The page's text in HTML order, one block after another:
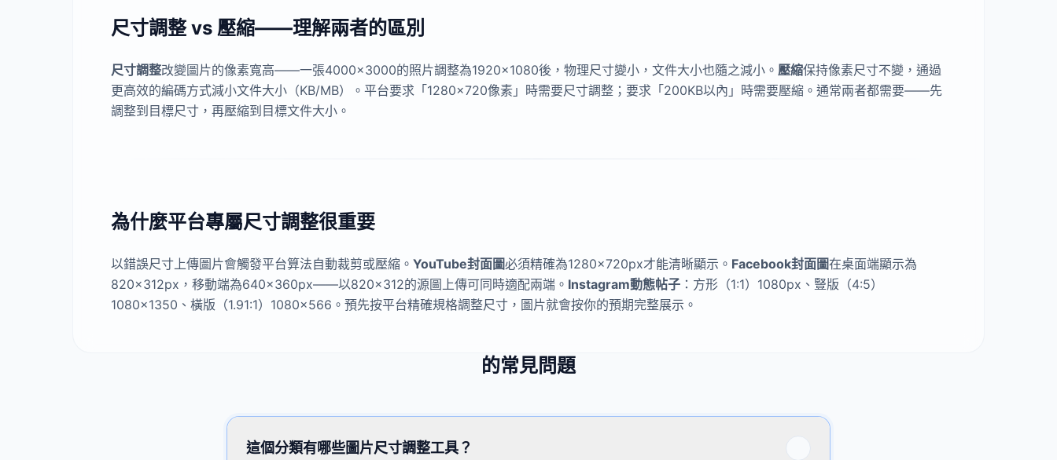
尺寸調整 vs 壓縮——理解兩者的區別
尺寸調整改變圖片的像素寬高——一張4000×3000的照片調整為1920×1080後，物理尺寸變小，文件大小也隨之減小。 壓縮保持像素尺寸不變，通過
更高效的編碼方式減小文件大小（KB/MB）。平台要求「1280×720像素」時需要尺寸調整；要求「200KB以內」時需要壓縮。通常兩者都需要——先
調整到目標尺寸，再壓縮到目標文件大小。
為什麼平台專屬尺寸調整很重要
以錯誤尺寸上傳圖片會觸發平台算法自動裁剪或壓縮。 YouTube封面圖必須精確為1280×720px才能清晰顯示。 Facebook封面圖在桌面端顯示為
820×312px，移動端為640×360px——以820×312的源圖上傳可同時適配兩端。 Instagram動態帖子 ：方形（1:1）1080px、豎版（4:5）
1080×1350、橫版（1.91:1）1080×566。預先按平台精確規格調整尺寸，圖片就會按你的預期完整展示。
的常見問題
這個分類有哪些圖片尺寸調整工具？